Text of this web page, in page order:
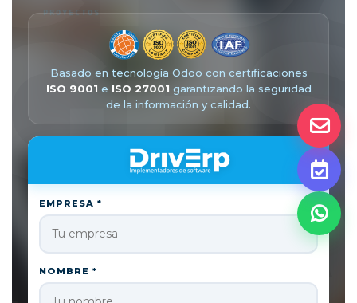
PROYECTOS
EMPRESA *
NOMBRE *
Basado en tecnología Odoo con certificaciones
ISO 9001 e ISO 27001 garantizando la seguridad
de la información y calidad.